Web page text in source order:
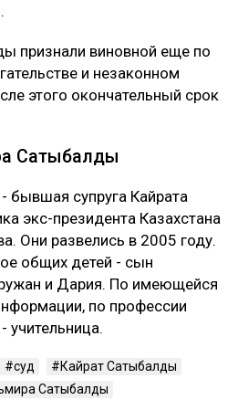
признали виновной еще по
и незаконном
этого окончательный срок
Сатыбалды
бывшая супруга Кайрата
экс-президента Казахстана
Они развелись в 2005 году.
общих детей - сын
и Дария. По имеющейся
по профессии
суд
Кайрат Сатыбалды
Сатыбалды